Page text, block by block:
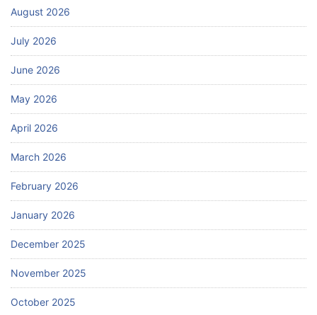
August 2026
July 2026
June 2026
May 2026
April 2026
March 2026
February 2026
January 2026
December 2025
November 2025
October 2025